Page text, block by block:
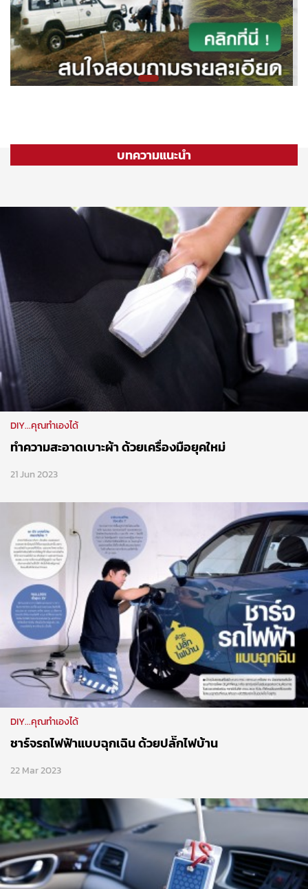
บทความแนะนำ
DIY...คุณทำเองได้
ทำความสะอาดเบาะผ้า ด้วยเครื่องมือยุคใหม่
21 Jun 2023
DIY...คุณทำเองได้
ชาร์จรถไฟฟ้าแบบฉุกเฉิน ด้วยปลั๊กไฟบ้าน
22 Mar 2023